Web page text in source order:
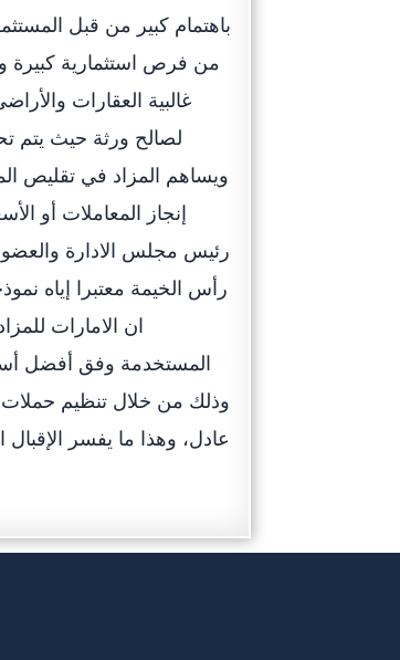
باهتمام كبير من قبل
من فرص استثمارية كبيرة
غالبية العقارات
لصالح ورثة حيث يتم
ويساهم المزاد في تقليص
إنجاز المعاملات أو
رئيس مجلس الادارة والعضو
رأس الخيمة معتبرا إياه
ان الامارات
المستخدمة وفق أفضل
وذلك من خلال تنظيم
عادل، وهذا ما يفسر